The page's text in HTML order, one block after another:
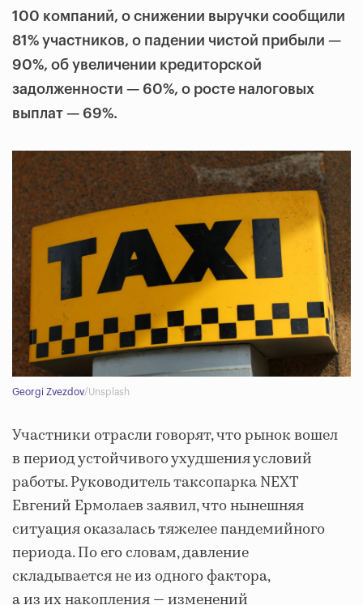
100 компаний, о снижении выручки сообщили
81% участников, о падении чистой прибыли —
90%, об увеличении кредиторской
задолженности — 60%, о росте налоговых
выплат — 69%.
Georgi Zvezdov/Unsplash
Участники отрасли говорят, что рынок вошел
в период устойчивого ухудшения условий
работы. Руководитель таксопарка NEXT
Евгений Ермолаев заявил, что нынешняя
ситуация оказалась тяжелее пандемийного
периода. По его словам, давление
складывается не из одного фактора,
а из их накопления — изменений